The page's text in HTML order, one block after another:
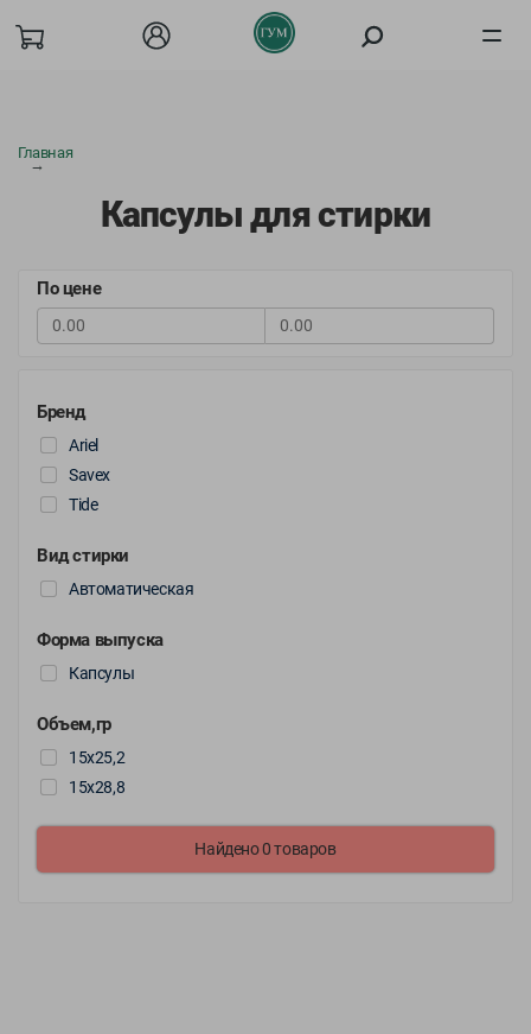
Покупателям
Вакансии
Сотрудничество
Контакты
Главная
Капсулы для стирки
По цене
Бренд
Ariel
Savex
Tide
Вид стирки
Автоматическая
Форма выпуска
Капсулы
Объем,гр
15х25,2
15х28,8
Найдено 0 товаров